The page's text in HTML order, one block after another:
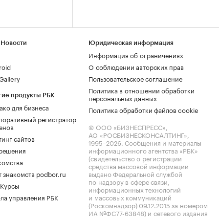
продукты РБК
для бизнеса
регистратор
сайтов
знакомств podbor.ru
управления РБК
Юридическая информация
Информация об ограничениях
О соблюдении авторских прав
Пользовательское соглашение
Политика в отношении обработки
персональных данных
Политика обработки файлов cookie
© ООО «БИЗНЕСПРЕСС»,
АО «РОСБИЗНЕСКОНСАЛТИНГ»,
1995–2026. Сообщения и материалы
информационного агентства «РБК»
(свидетельство о регистрации
средства массовой информации
выдано Федеральной службой
по надзору в сфере связи,
информационных технологий
и массовых коммуникаций
(Роскомнадзор) 09.12.2015 за номером
ИА №ФС77-63848) и сетевого издания